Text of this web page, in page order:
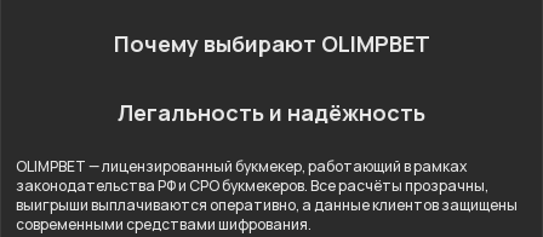
Почему выбирают OLIMPBET
Легальность и надёжность
OLIMPBET — лицензированный букмекер, работающий в рамках
законодательства РФ и СРО букмекеров. Все расчёты прозрачны,
выигрыши выплачиваются оперативно, а данные клиентов защищены
современными средствами шифрования.